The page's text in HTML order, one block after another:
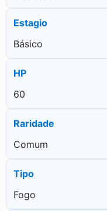
Estagio
Básico
HP
60
Raridade
Comum
Tipo
Fogo